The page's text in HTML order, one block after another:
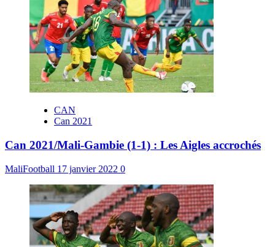
CAN
Can 2021
Can 2021/Mali-Gambie (1-1) : Les Aigles accrochés
MaliFootball 17 janvier 2022 0